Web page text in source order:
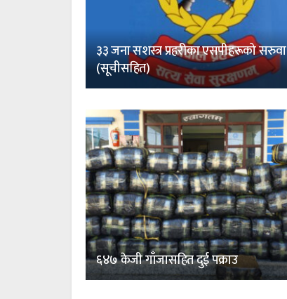
३३ जना सशस्त्र प्रहरीका एसपीहरूको सरुवा
(सूचीसहित)
६४७ केजी गाँजासहित दुई पक्राउ